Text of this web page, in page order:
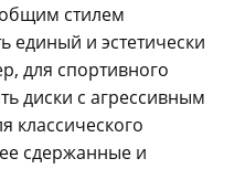
стилем
единый и эстетически
для спортивного
диски с агрессивным
классического
сдержанные и